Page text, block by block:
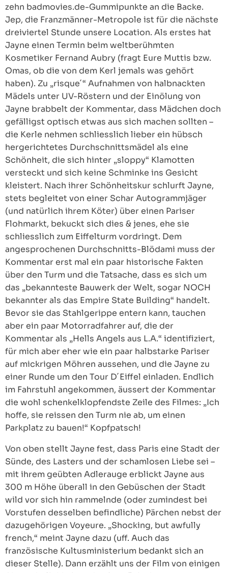
zehn badmovies.de-Gummipunkte an die Backe.
Jep, die Franzmänner-Metropole ist für die nächste
dreiviertel Stunde unsere Location. Als erstes hat
Jayne einen Termin beim weltberühmten
Kosmetiker Fernand Aubry (fragt Eure Muttis bzw.
Omas, ob die von dem Kerl jemals was gehört
haben). Zu „risque´“ Aufnahmen von halbnackten
Mädels unter UV-Röstern und der Einölung von
Jayne brabbelt der Kommentar, dass Mädchen doch
gefälligst optisch etwas aus sich machen sollten –
die Kerle nehmen schliesslich lieber ein hübsch
hergerichtetes Durchschnittsmädel als eine
Schönheit, die sich hinter „sloppy“ Klamotten
versteckt und sich keine Schminke ins Gesicht
kleistert. Nach ihrer Schönheitskur schlurft Jayne,
stets begleitet von einer Schar Autogrammjäger
(und natürlich ihrem Köter) über einen Pariser
Flohmarkt, bekuckt sich dies & jenes, ehe sie
schliesslich zum Eiffelturm vordringt. Dem
angesprochenen Durchschnitts-Blödami muss der
Kommentar erst mal ein paar historische Fakten
über den Turm und die Tatsache, dass es sich um
das „bekannteste Bauwerk der Welt, sogar NOCH
bekannter als das Empire State Building“ handelt.
Bevor sie das Stahlgerippe entern kann, tauchen
aber ein paar Motorradfahrer auf, die der
Kommentar als „Hells Angels aus L.A.“ identifiziert,
für mich aber eher wie ein paar halbstarke Pariser
auf mickrigen Möhren aussehen, und die Jayne zu
einer Runde um den Tour D´Eiffel einladen. Endlich
im Fahrstuhl angekommen, äussert der Kommentar
die wohl schenkelklopfendste Zeile des Filmes: „Ich
hoffe, sie reissen den Turm nie ab, um einen
Parkplatz zu bauen!“ Kopfpatsch!
Von oben stellt Jayne fest, dass Paris eine Stadt der
Sünde, des Lasters und der schamlosen Liebe sei –
mit ihrem geübten Adlerauge erblickt Jayne aus
300 m Höhe überall in den Gebüschen der Stadt
wild vor sich hin rammelnde (oder zumindest bei
Vorstufen desselben befindliche) Pärchen nebst der
dazugehörigen Voyeure. „Shocking, but awfully
french,“ meint Jayne dazu (uff. Auch das
französische Kultusministerium bedankt sich an
dieser Stelle). Dann erzählt uns der Film von einigen